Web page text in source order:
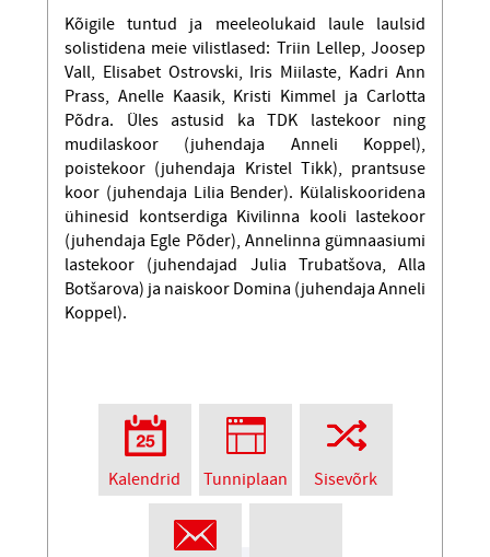
Kõigile tuntud ja meeleolukaid laule laulsid
solistidena meie vilistlased: Triin Lellep, Joosep
Vall, Elisabet Ostrovski, Iris Miilaste, Kadri Ann
Prass, Anelle Kaasik, Kristi Kimmel ja Carlotta
Põdra. Üles astusid ka TDK lastekoor ning
mudilaskoor (juhendaja Anneli Koppel),
poistekoor (juhendaja Kristel Tikk), prantsuse
koor (juhendaja Lilia Bender). Külaliskooridena
ühinesid kontserdiga Kivilinna kooli lastekoor
(juhendaja Egle Põder), Annelinna gümnaasiumi
lastekoor (juhendajad Julia Trubatšova, Alla
Botšarova) ja naiskoor Domina (juhendaja Anneli
Koppel).
Kalendrid Tunniplaan Sisevõrk